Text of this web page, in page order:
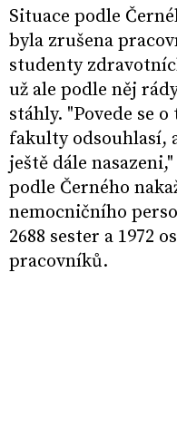
Situace podle
byla zrušena
studenty
už ale podle něj
stáhly. "Povede se
fakulty odsouhlasí,
ještě dále
podle Černého
nemocničního
2688 sester a 1972
pracovníků.